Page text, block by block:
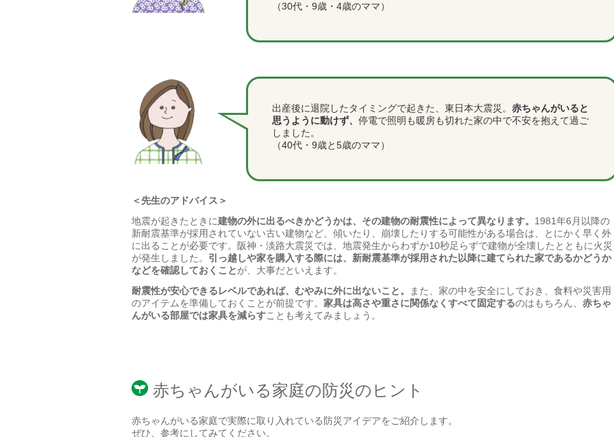
（30代・9歳・4歳のママ）
出産後に退院したタイミングで起きた、東日本大震災。 赤ちゃんがいると
思うように動けず、 停電で照明も暖房も切れた家の中で不安を抱えて過ご
しました。
（40代・9歳と5歳のママ）
＜先生のアドバイス＞
地震が起きたときに建物の外に出るべきかどうかは、その建物の耐震性によって異なります。 1981年6月以降の
新耐震基準が採用されていない古い建物など、傾いたり、崩壊したりする可能性がある場合は、とにかく早く外
に出ることが必要です。阪神・淡路大震災では、地震発生からわずか10秒足らずで建物が全壊したとともに火災
が発生しました。 引っ越しや家を購入する際には、新耐震基準が採用された以降に建てられた家であるかどうか
などを確認しておくことが、大事だといえます。
耐震性が安心できるレベルであれば、むやみに外に出ないこと。
また、家の中を安全にしておき、食料や災害用
のアイテムを準備しておくことが前提です。 家具は高さや重さに関係なくすべて固定するのはもちろん、 赤ちゃ
んがいる部屋では家具を減らすことも考えてみましょう。
赤ちゃんがいる家庭の防災のヒント
赤ちゃんがいる家庭で実際に取り入れている防災アイデアをご紹介します。
ぜひ、参考にしてみてください。